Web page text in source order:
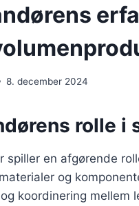
8. december 2024
rolle i
spiller en afgørende
og
koordinering mellem